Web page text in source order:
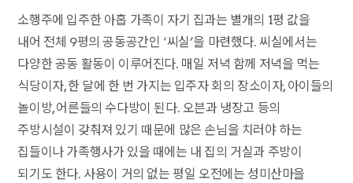
소행주에 입주한 아홉 가족이 자기 집과는 별개의 1평 값을
내어 전체 9평의 공동공간인 ‘씨실’을 마련했다. 씨실에서는
다양한 공동 활동이 이루어진다. 매일 저녁 함께 저녁을 먹는
식당이자, 한 달에 한 번 가지는 입주자 회의 장소이자, 아이들의
놀이방, 어른들의 수다방이 된다. 오븐과 냉장고 등의
주방시설이 갖춰져 있기 때문에 많은 손님을 치러야 하는
집들이나 가족행사가 있을 때에는 내 집의 거실과 주방이
되기도 한다. 사용이 거의 없는 평일 오전에는 성미산마을